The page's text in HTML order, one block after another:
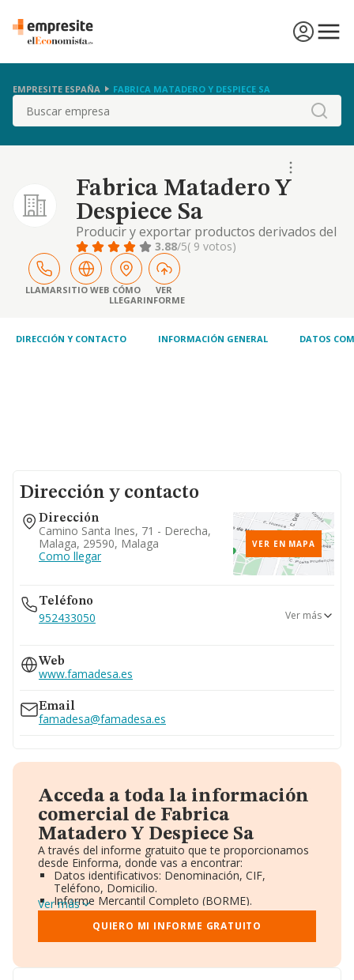
EMPRESITE ESPAÑA FABRICA MATADERO Y DESPIECE SA
Buscar
Fabrica Matadero Y
Despiece Sa
Producir y exportar productos derivados del
cerdo blanco 3.88/5( 9 votos)
LLAMARSITIO WEB CÓMO
LLEGAR
VER
INFORME
DIRECCIÓN Y CONTACTO INFORMACIÓN GENERAL DATOS
Dirección y contacto
Dirección
Camino Santa Ines, 71 - Derecha,
Malaga, 29590, Malaga
Como llegar
VER EN MAPA
Teléfono
952433050
952433051
Ver más
Web
www.famadesa.es
Email
famadesa@famadesa.es
Acceda a toda la información
comercial de Fabrica
Matadero Y Despiece Sa
A través del informe gratuito que te proporcionamos
desde Einforma, donde vas a encontrar:
Datos identificativos: Denominación, CIF,
Teléfono, Domicilio.
Informe Mercantil Completo (BORME).
Gráficos de Evolución Ventas y Empleados.
Consejo de Administración y Administradores.
Directivos y Ejecutivos.
Ver más
QUIERO MI INFORME GRATUITO